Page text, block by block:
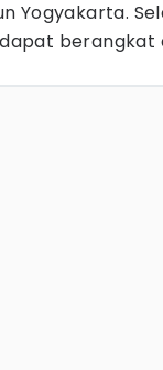
Yogyakarta.
berangkat